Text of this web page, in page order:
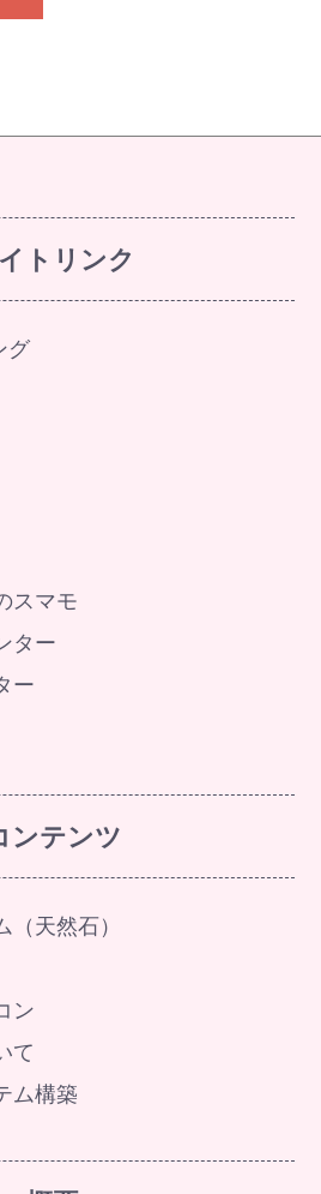
トリンク
グ
スマモ
ター
ー
ンテンツ
天然石）
ン
て
ム構築